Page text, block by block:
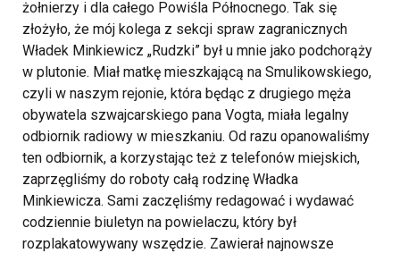
żołnierzy i dla całego Powiśla Północnego. Tak się
złożyło, że mój kolega z sekcji spraw zagranicznych
Władek Minkiewicz „Rudzki” był u mnie jako podchorąży
w plutonie. Miał matkę mieszkającą na Smulikowskiego,
czyli w naszym rejonie, która będąc z drugiego męża
obywatela szwajcarskiego pana Vogta, miała legalny
odbiornik radiowy w mieszkaniu. Od razu opanowaliśmy
ten odbiornik, a korzystając też z telefonów miejskich,
zaprzęgliśmy do roboty całą rodzinę Władka
Minkiewicza. Sami zaczęliśmy redagować i wydawać
codziennie biuletyn na powielaczu, który był
rozplakatowywany wszędzie. Zawierał najnowsze